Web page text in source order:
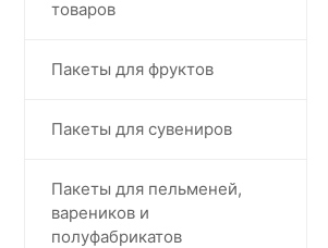
товаров
Пакеты для фруктов
Пакеты для сувениров
Пакеты для пельменей,
вареников и
полуфабрикатов